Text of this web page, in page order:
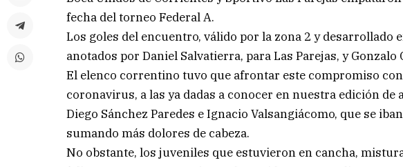
fecha del torneo Federal A.
Los goles del encuentro, válido por la zona 2 y desarrollado
anotados por Daniel Salvatierra, para Las Parejas, y Gonzalo
El elenco correntino tuvo que afrontar este compromiso
coronavirus, a las ya dadas a conocer en nuestra edición de
Diego Sánchez Paredes e Ignacio Valsangiácomo, que se
sumando más dolores de cabeza.
No obstante, los juveniles que estuvieron en cancha,